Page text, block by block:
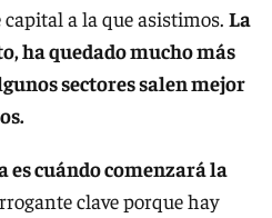
a la que asistimos. La
ha quedado mucho más
sectores salen mejor
es cuándo comenzará la
clave porque hay